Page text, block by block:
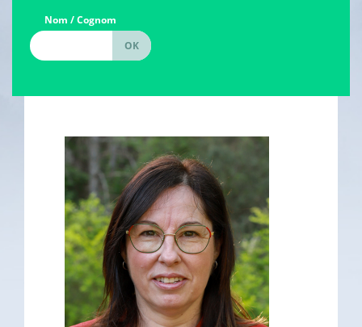
Nom / Cognom